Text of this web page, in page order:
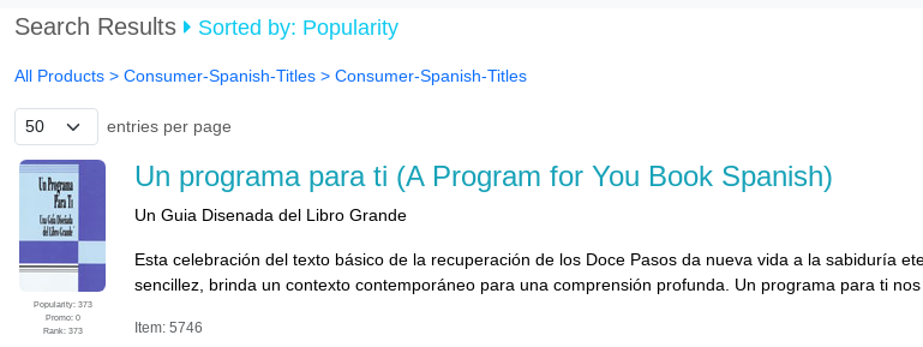
Search Results Sorted by: Popularity
All Products > Consumer-Spanish-Titles > Consumer-Spanish-Titles
entries per page
Popularity: 373
Promo: 0
Rank: 373
Un programa para ti (A Program for You Book Spanish)
Un Guia Disenada del Libro Grande
Esta celebración del texto básico de la recuperación de los Doce Pasos da nueva vida a la sabiduría
sencillez, brinda un contexto contemporáneo para una comprensión profunda. Un programa para ti
Item: 5746